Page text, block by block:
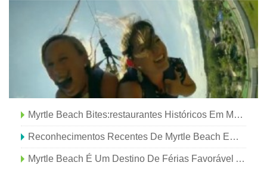
Myrtle Beach Bites:restaurantes Históricos Em Myrtle Beach
Reconhecimentos Recentes De Myrtle Beach Em 2021
Myrtle Beach É Um Destino De Férias Favorável Ao Autismo